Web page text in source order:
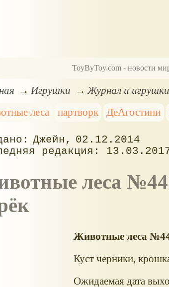
ToyByToy.com - новости
Игрушки
Журнал и
леса
партворк ДеАгостини
Джейн
02.12.2014
Животные леса
Куст черники,
Ожидаемая дата